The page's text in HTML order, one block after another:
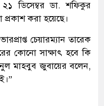
ডিসেম্বর ডা. শফিকুর
করা হয়েছে।
চেয়ারম্যান তারেক
কোনো সাক্ষাৎ হবে কি
মাহবুব জুবায়ের বলেন,